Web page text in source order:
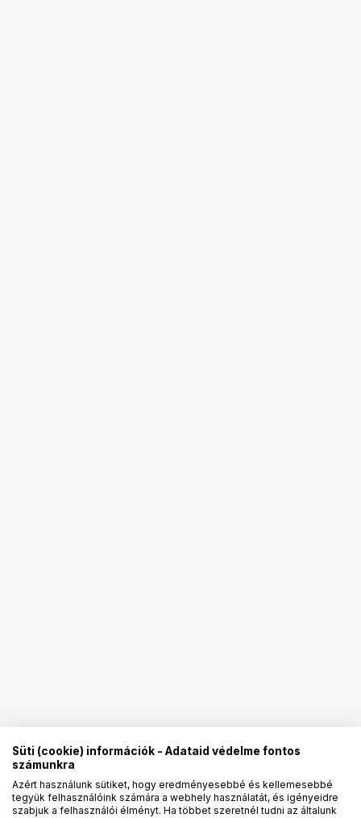
Süti (cookie) információk - Adataid védelme fontos
számunkra
Azért használunk sütiket, hogy eredményesebbé és kellemesebbé
tegyük felhasználóink számára a webhely használatát, és igényeidre
szabjuk a felhasználói élményt. Ha többet szeretnél tudni az általunk